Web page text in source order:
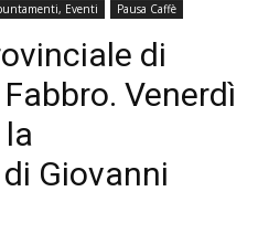
Eventi Pausa Caffè
di
Venerdì
Giovanni